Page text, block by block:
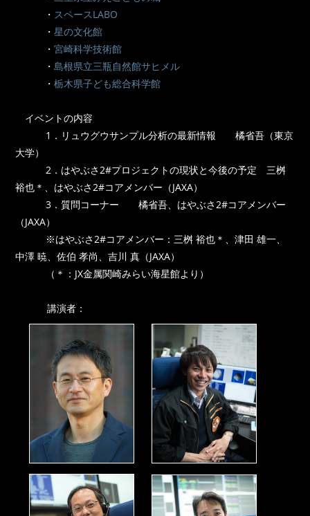
・ スペースLABO
・星の文化館
・宮崎科学技術館
・島根県立三瓶自然館サヒメル
・栃木県子ども総合科学館
イベントの内容
1．リュウグウサンプル分析の最新情報 橘省吾（東京
大学）
2．はやぶさ2#プロジェクトの現状と今後の予定 三桝
裕也＊、はやぶさ2#コアメンバー（JAXA）
3．質問コーナー 橘省吾、はやぶさ2#コアメンバー
（JAXA）
※はやぶさ2#コアメンバー：三桝 裕也＊、津田 雄一、
中澤 暁、佐伯 孝尚、吉川 真（JAXA）
（＊：JX金属関崎みらい海星館より）
講演者：